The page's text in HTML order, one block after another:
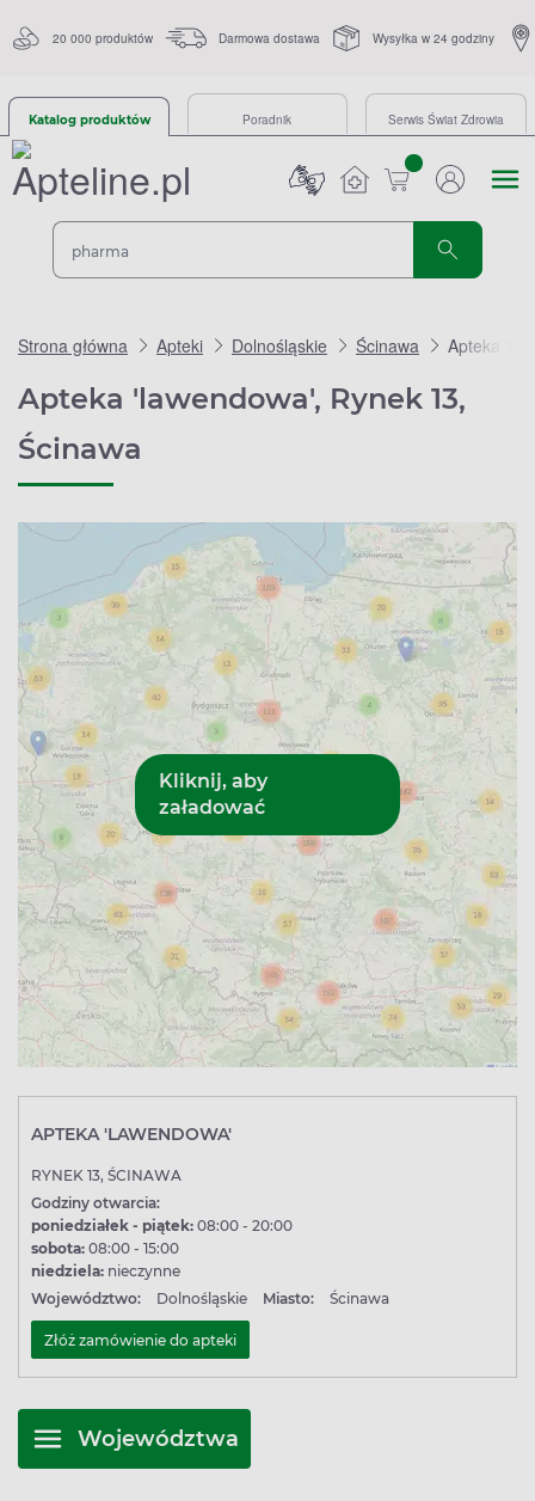
20 000 produktów Darmowa dostawa Wysyłka w 24 godziny
Katalog produktów Poradnik Serwis Świat Zdrowia
sztuk
Strona główna Apteki Dolnośląskie Ścinawa Apteka
Apteka 'lawendowa', Rynek 13,
Ścinawa
APTEKA 'LAWENDOWA'
RYNEK 13, ŚCINAWA
Godziny otwarcia:
poniedziałek - piątek: 08:00 - 20:00
sobota: 08:00 - 15:00
niedziela: nieczynne
Województwo:
Dolnośląskie Miasto: Ścinawa
Złóż zamówienie do apteki
Województwa